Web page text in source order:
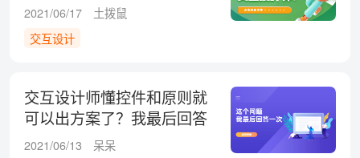
2021/06/17
土拨鼠
交互设计
交互设计师懂控件和原则就
可以出方案了？我最后回答
一次！
2021/06/13 呆呆